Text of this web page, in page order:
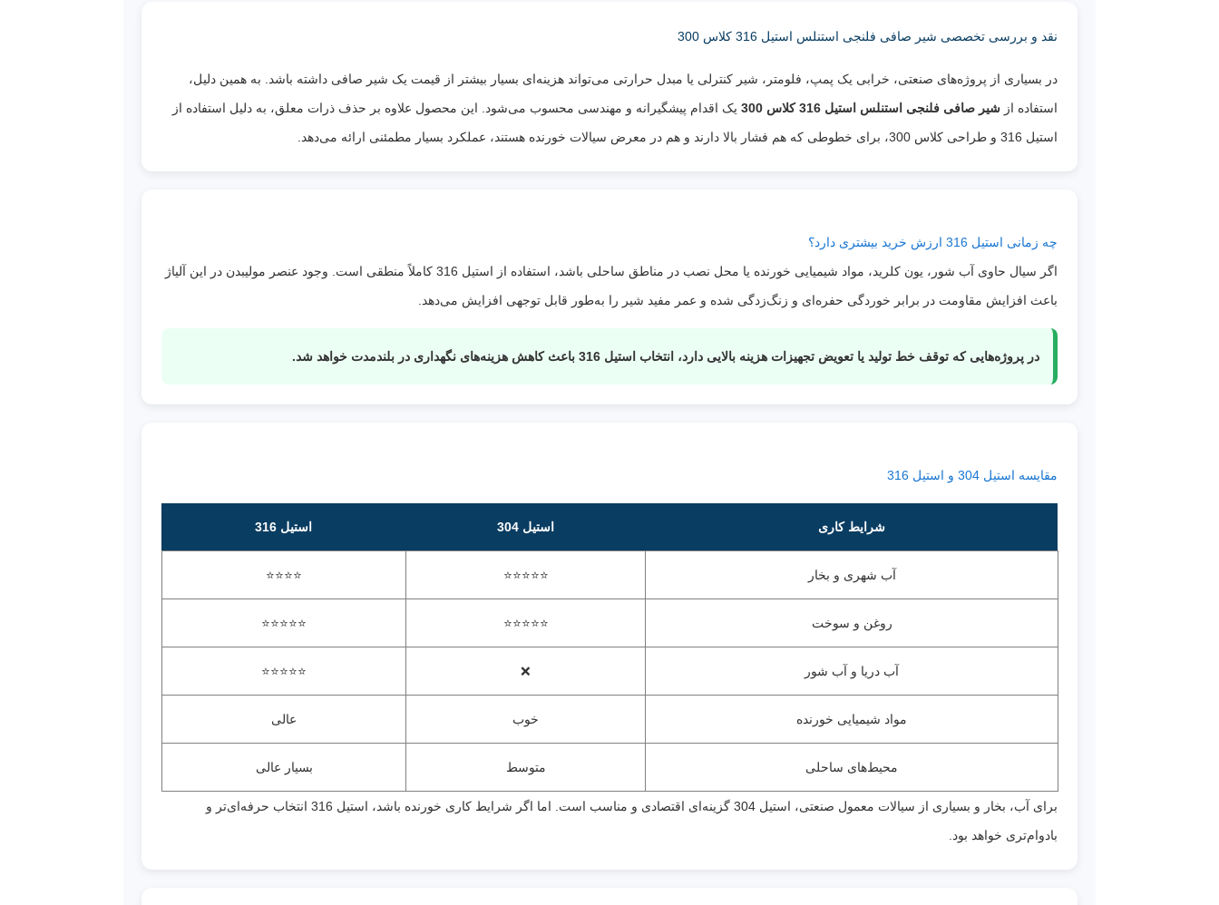
دمای
سیالات
قابل
استفاده
آب، آب دریا، بخار سبک، هوا، روغن، گاز،
محلول‌های حاوی کلرید، اسیدهای رقیق، مواد
شیمیایی و سیالات خورنده
نقد و بررسی تخصصی شیر صافی فلنجی استنلس استیل 316 کلاس 300
در بسیاری از پروژه‌های صنعتی، خرابی یک پمپ، فلومتر، شیر کنترلی یا مبدل حرارتی می‌تواند هزینه‌ای بسیار بیشتر از قیمت یک شیر صافی داشته باشد. به همین دلیل،
استفاده از شیر صافی فلنجی استنلس استیل 316 کلاس 300
یک اقدام پیشگیرانه و مهندسی محسوب می‌شود. این محصول علاوه بر حذف ذرات معلق، به دلیل استفاده از
استیل 316 و طراحی کلاس 300، برای خطوطی که هم فشار بالا دارند و هم در معرض سیالات خورنده هستند، عملکرد بسیار مطمئنی ارائه می‌دهد.
چه زمانی استیل 316 ارزش خرید بیشتری دارد؟
اگر سیال حاوی آب شور، یون کلرید، مواد شیمیایی خورنده یا محل نصب در مناطق ساحلی باشد، استفاده از استیل 316 کاملاً منطقی است. وجود عنصر مولیبدن در این آلیاژ
باعث افزایش مقاومت در برابر خوردگی حفره‌ای و زنگ‌زدگی شده و عمر مفید شیر را به‌طور قابل توجهی افزایش می‌دهد.
در پروژه‌هایی که توقف خط تولید یا تعویض تجهیزات هزینه بالایی دارد، انتخاب استیل 316 باعث کاهش هزینه‌های نگهداری در بلندمدت خواهد شد.
مقایسه استیل 304 و استیل 316
شرایط کاری استیل 304 استیل 316
آب شهری و بخار ⭐⭐⭐⭐⭐
⭐⭐⭐⭐
روغن و سوخت ⭐⭐⭐⭐⭐
⭐⭐⭐⭐⭐
آب دریا و آب شور ❌
⭐⭐⭐⭐⭐
مواد شیمیایی خورنده خوب عالی
محیط‌های ساحلی متوسط بسیار عالی
برای آب، بخار و بسیاری از سیالات معمول صنعتی، استیل 304 گزینه‌ای اقتصادی و مناسب است. اما اگر شرایط کاری خورنده باشد، استیل 316 انتخاب حرفه‌ای‌تر و
بادوام‌تری خواهد بود.